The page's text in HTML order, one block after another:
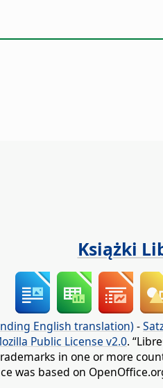
Książki
English translation) -
Public License v2.0.
in one or more
was based on